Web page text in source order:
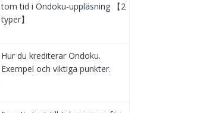
tom tid i Ondoku-uppläsning 【2
typer】
Hur du krediterar Ondoku.
Exempel och viktiga punkter.